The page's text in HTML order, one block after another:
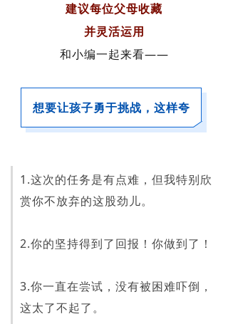
建议每位父母收藏
并灵活运用
和小编一起来看——
想要让孩子勇于挑战，这样夸
1.这次的任务是有点难，但我特别欣
赏你不放弃的这股劲儿。
2.你的坚持得到了回报！你做到了！
3.你一直在尝试，没有被困难吓倒，
这太了不起了。